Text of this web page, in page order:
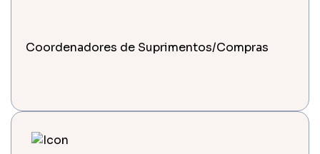
Coordenadores de Suprimentos/Compras